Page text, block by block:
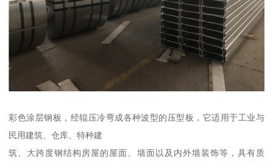
彩色涂层钢板，经辊压冷弯成各种波型的压型板，它适用于工业与
民用建筑、仓库、特种建
筑、大跨度钢结构房屋的屋面、墙面以及内外墙装饰等，具有质